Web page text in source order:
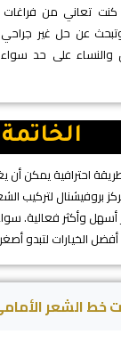
كنت تعاني من
عن حل غير
والنساء على حد
​الخاتمة
احترافية يمكن أن
بروفيشنال لتركيب
وأكثر فعالية.
الخيارات لتبدو
خط الشعر